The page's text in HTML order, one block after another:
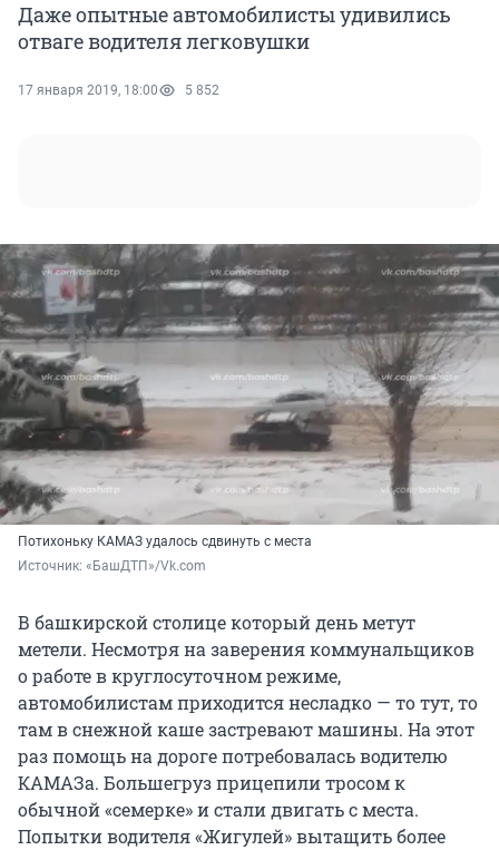
Даже опытные автомобилисты удивились
отваге водителя легковушки
17 января 2019, 18:00 5 852
Потихоньку КАМАЗ удалось сдвинуть с места
Источник: «БашДТП»/Vk.com
В башкирской столице который день метут
метели. Несмотря на заверения коммунальщиков
о работе в круглосуточном режиме,
автомобилистам приходится несладко — то тут, то
там в снежной каше застревают машины. На этот
раз помощь на дороге потребовалась водителю
КАМАЗа. Большегруз прицепили тросом к
обычной «семерке» и стали двигать с места.
Попытки водителя «Жигулей» вытащить более